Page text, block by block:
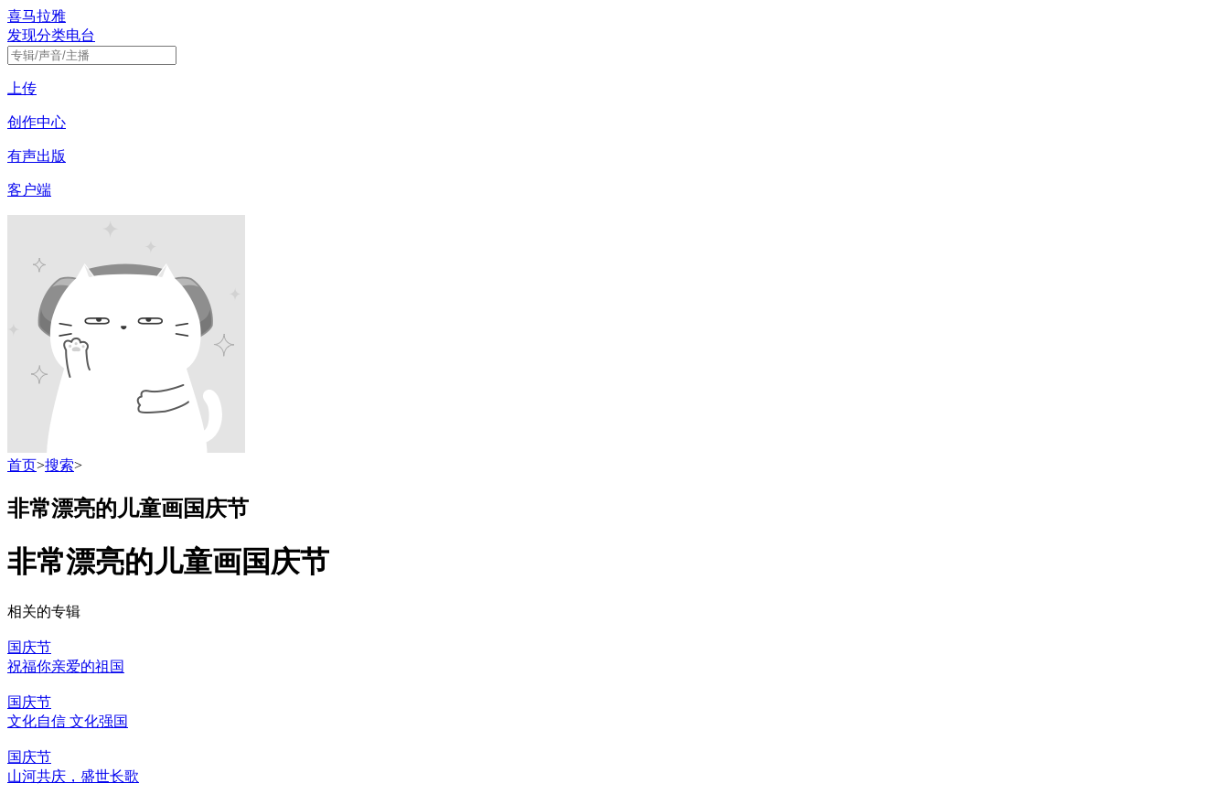
喜马拉雅
发现分类电台
上传
创作中心
有声出版
客户端
首页>搜索>
非常漂亮的儿童画国庆节
非常漂亮的儿童画国庆节
相关的专辑
国庆节
祝福你亲爱的祖国
国庆节
文化自信 文化强国
国庆节
山河共庆，盛世长歌